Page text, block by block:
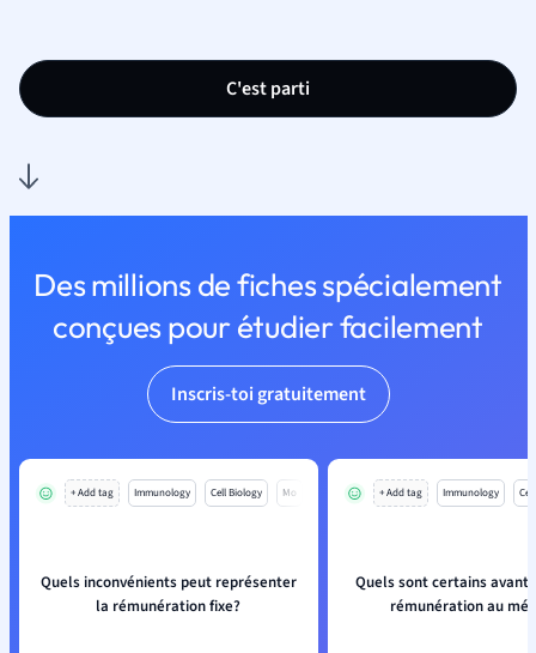
C'est parti
Des millions de fiches spécialement
conçues pour étudier facilement
Inscris-toi gratuitement
+ Add tag Immunology Cell Biology Mo
Quels inconvénients peut représenter
la rémunération fixe?
+ Add tag Immunology
Quels sont certains
rémunération au